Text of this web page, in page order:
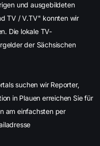
und ausgebildeten
TV / V.TV" konnten wir
Die lokale TV-
der Sächsischen
suchen wir Reporter,
in Plauen erreichen Sie für
am einfachsten per